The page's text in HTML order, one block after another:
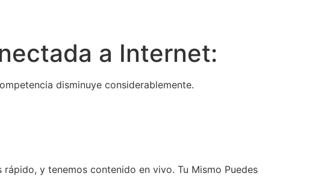
a Internet:
disminuye considerablemente.
y tenemos contenido en vivo. Tu Mismo Puedes